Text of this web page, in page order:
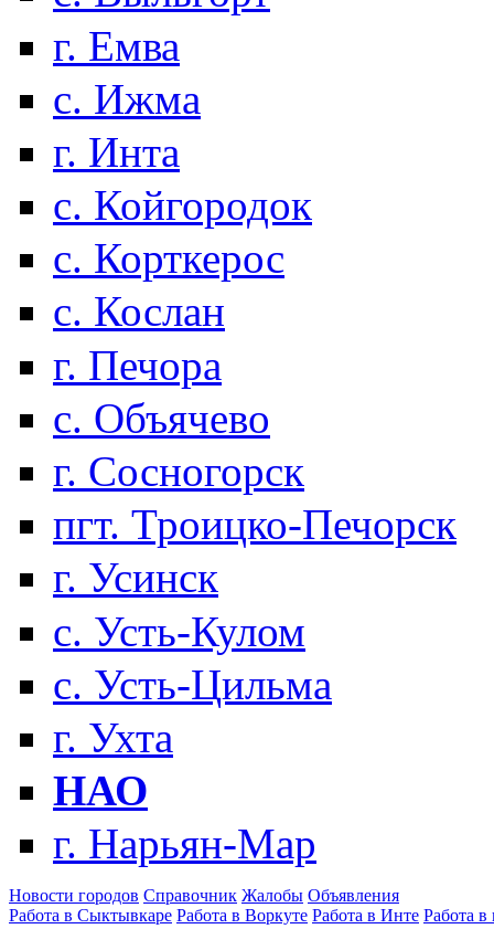
г. Емва
с. Ижма
г. Инта
с. Койгородок
с. Корткерос
с. Кослан
г. Печора
с. Объячево
г. Сосногорск
пгт. Троицко-Печорск
г. Усинск
с. Усть-Кулом
с. Усть-Цильма
г. Ухта
НАО
г. Нарьян-Мар
Новости городов Справочник Жалобы Объявления
Работа в Сыктывкаре Работа в Воркуте Работа в Инте Работа в